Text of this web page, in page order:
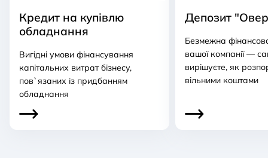
Кредит на купівлю
обладнання
Вигідні умови фінансування
капітальних витрат бізнесу,
пов`язаних із придбанням
обладнання
Депозит
Безмежна
вашої компанії —
вирішуєте, як
вільними коштами